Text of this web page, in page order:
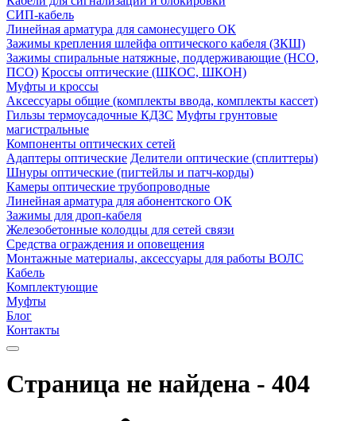
СИП-кабель
Линейная арматура для самонесущего ОК
Зажимы крепления шлейфа оптического кабеля (ЗКШ)
Зажимы спиральные натяжные, поддерживающие (НСО,
ПСО) Кроссы оптические (ШКОС, ШКОН)
Муфты и кроссы
Аксессуары общие (комплекты ввода, комплекты кассет)
Гильзы термоусадочные КДЗС Муфты грунтовые
магистральные
Компоненты оптических сетей
Адаптеры оптические Делители оптические (сплиттеры)
Шнуры оптические (пигтейлы и патч-корды)
Камеры оптические трубопроводные
Линейная арматура для абонентского ОК
Зажимы для дроп-кабеля
Железобетонные колодцы для сетей связи
Средства ограждения и оповещения
Монтажные материалы, аксессуары для работы ВОЛС
Кабель
Комплектующие
Муфты
Блог
Контакты
Страница не найдена - 404